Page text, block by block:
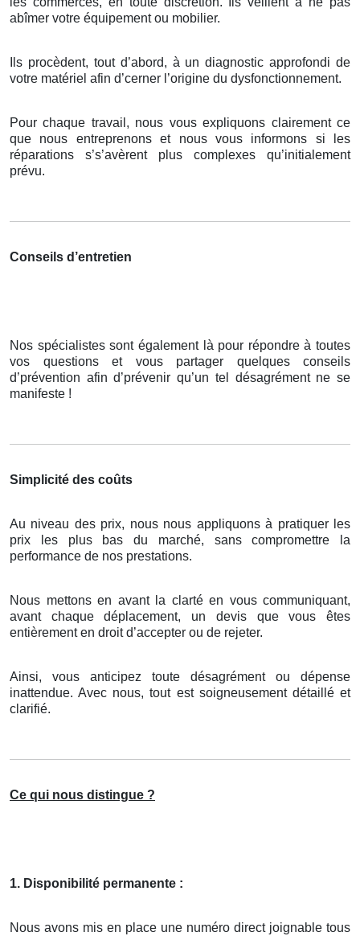
abîmer votre équipement ou mobilier.
Ils procèdent, tout d’abord, à un diagnostic approfondi de
votre matériel afin d’cerner l’origine du dysfonctionnement.
Pour chaque travail, nous vous expliquons clairement ce
que nous entreprenons et nous vous informons si les
réparations s’s’avèrent plus complexes qu’initialement
prévu.
Conseils d’entretien
Nos spécialistes sont également là pour répondre à toutes
vos questions et vous partager quelques conseils
d’prévention afin d’prévenir qu’un tel désagrément ne se
manifeste !
Simplicité des coûts
Au niveau des prix, nous nous appliquons à pratiquer les
prix les plus bas du marché, sans compromettre la
performance de nos prestations.
Nous mettons en avant la clarté en vous communiquant,
avant chaque déplacement, un devis que vous êtes
entièrement en droit d’accepter ou de rejeter.
Ainsi, vous anticipez toute désagrément ou dépense
inattendue. Avec nous, tout est soigneusement détaillé et
clarifié.
Ce qui nous distingue ?
1. Disponibilité permanente :
Nous avons mis en place une numéro direct joignable tous